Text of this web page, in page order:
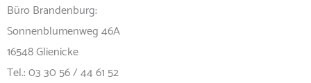
Büro Brandenburg:
Sonnenblumenweg 46A
16548 Glienicke
Tel.: 03 30 56 / 44 61 52